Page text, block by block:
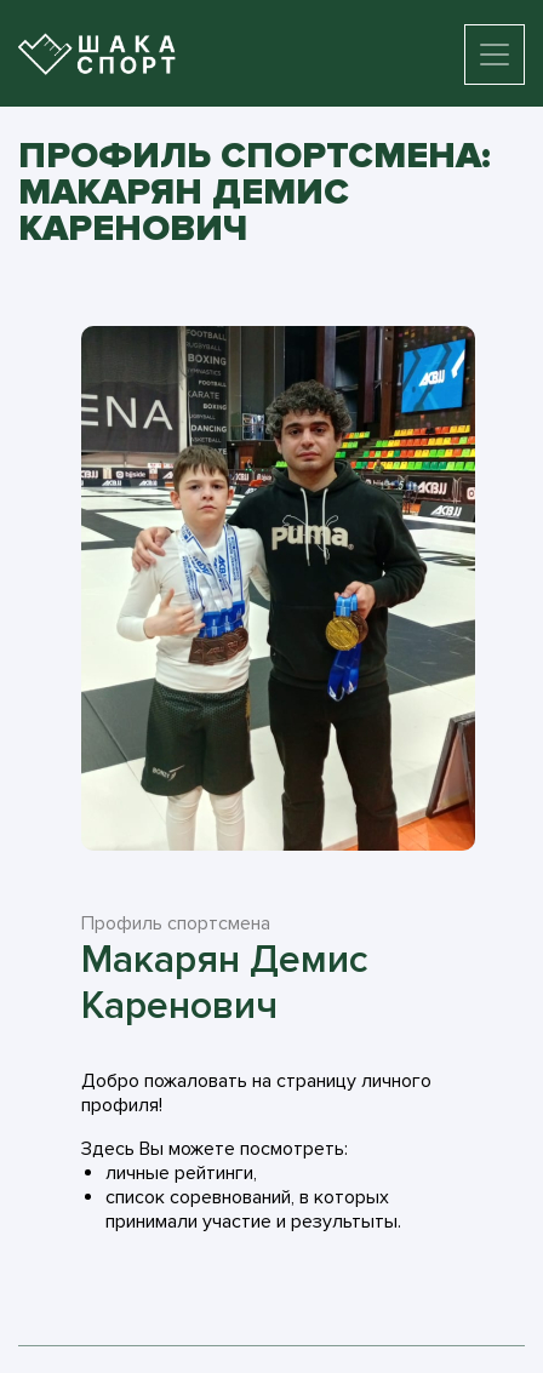
ПРОФИЛЬ СПОРТСМЕНА:
МАКАРЯН ДЕМИС
КАРЕНОВИЧ
Профиль спортсмена
Макарян Демис
Каренович
Добро пожаловать на страницу личного
профиля!
Здесь Вы можете посмотреть:
личные рейтинги,
список соревнований, в которых
принимали участие и результыты.